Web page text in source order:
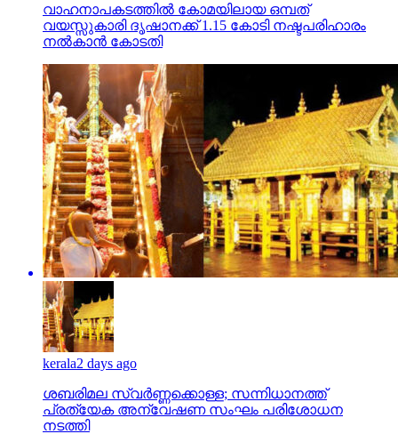
വാഹനാപകടത്തില്‍ കോമയിലായ ഒമ്പത്
വയസ്സുകാരി ദൃഷാനക്ക് 1.15 കോടി നഷ്ടപരിഹാരം
നല്‍കാന്‍ കോടതി
kerala2 days ago
ശബരിമല സ്വര്‍ണ്ണക്കൊള്ള; സന്നിധാനത്ത്
പ്രത്യേക അന്വേഷണ സംഘം പരിശോധന
നടത്തി